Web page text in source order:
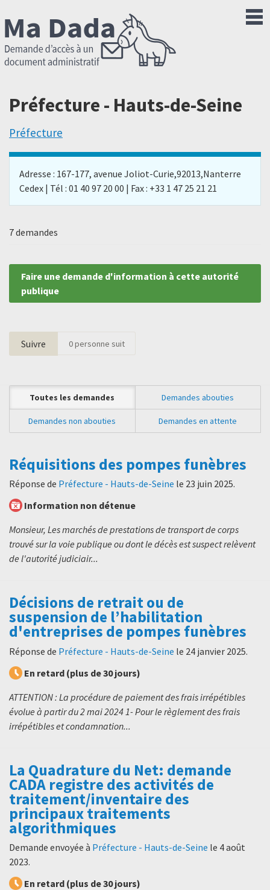
Préfecture - Hauts-de-Seine
Préfecture
Adresse : 167-177, avenue Joliot-Curie,92013,Nanterre
Cedex | Tél : 01 40 97 20 00 | Fax : +33 1 47 25 21 21
7 demandes
Faire une demande d'information à cette autorité
publique
Suivre 0personne suit
Toutes les demandes Demandes abouties
Demandes non abouties Demandes en attente
Réquisitions des pompes funèbres
Réponse de Préfecture - Hauts-de-Seine le 23 juin 2025.
Information non détenue
Monsieur, Les marchés de prestations de transport de corps
trouvé sur la voie publique ou dont le décès est suspect relèvent
de l'autorité judiciair...
Décisions de retrait ou de
suspension de l’habilitation
d'entreprises de pompes funèbres
Réponse de Préfecture - Hauts-de-Seine le 24 janvier 2025.
En retard (plus de 30 jours)
ATTENTION : La procédure de paiement des frais irrépétibles
évolue à partir du 2 mai 2024 1- Pour le règlement des frais
irrépétibles et condamnation...
La Quadrature du Net: demande
CADA registre des activités de
traitement/inventaire des
principaux traitements
algorithmiques
Demande envoyée à Préfecture - Hauts-de-Seine le 4 août
2023.
En retard (plus de 30 jours)